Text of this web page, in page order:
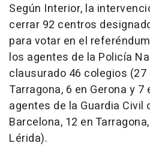
Según Interior, la
cerrar 92 centros
para votar en el
los agentes de la Policía
clausurado 46 colegios (27
Tarragona, 6 en Gerona y 7
agentes de la Guardia Civil
Barcelona, 12 en
Lérida).